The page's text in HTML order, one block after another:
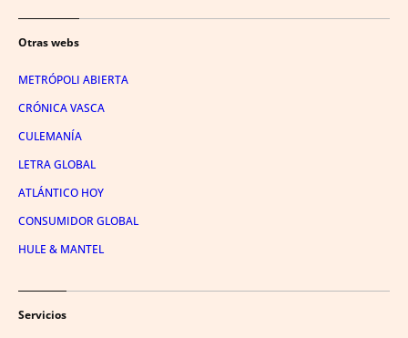
Otras webs
METRÓPOLI ABIERTA
CRÓNICA VASCA
CULEMANÍA
LETRA GLOBAL
ATLÁNTICO HOY
CONSUMIDOR GLOBAL
HULE & MANTEL
Servicios